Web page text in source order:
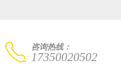
咨询热线：
17350020502